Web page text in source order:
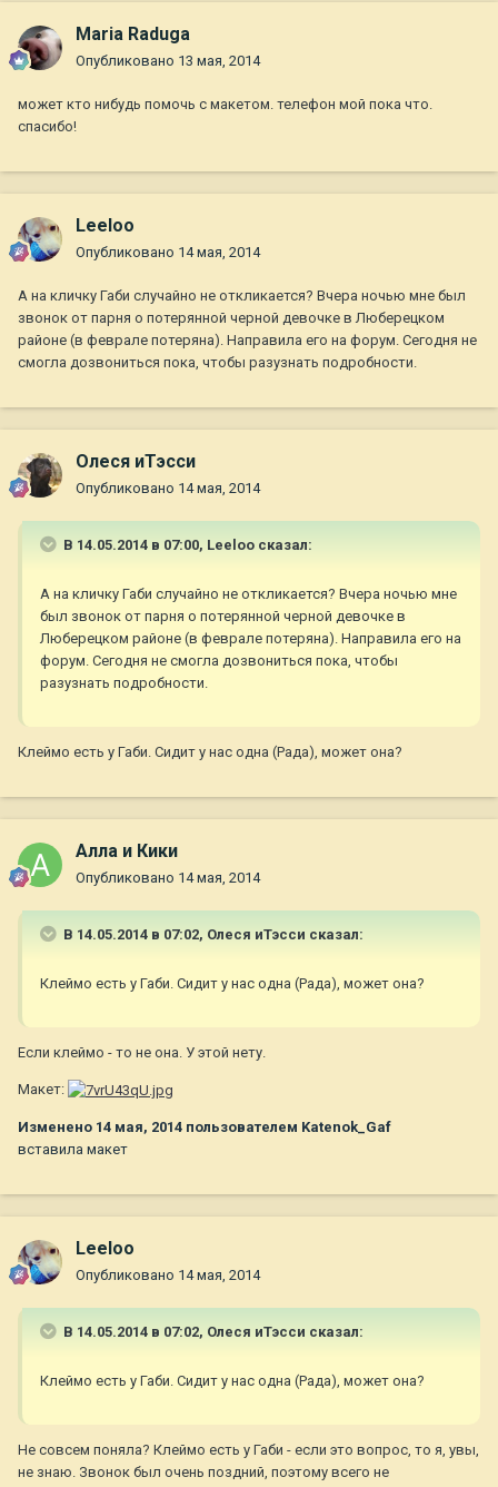
Maria Raduga
Опубликовано 13 мая, 2014
может кто нибудь помочь с макетом. телефон мой пока что.
спасибо!
Leeloo
Опубликовано 14 мая, 2014
А на кличку Габи случайно не откликается? Вчера ночью мне был
звонок от парня о потерянной черной девочке в Люберецком
районе (в феврале потеряна). Направила его на форум. Сегодня не
смогла дозвониться пока, чтобы разузнать подробности.
Олеся иТэсси
Опубликовано 14 мая, 2014
В 14.05.2014 в 07:00, Leeloo сказал:
А на кличку Габи случайно не откликается? Вчера ночью мне
был звонок от парня о потерянной черной девочке в
Люберецком районе (в феврале потеряна). Направила его на
форум. Сегодня не смогла дозвониться пока, чтобы
разузнать подробности.
Клеймо есть у Габи. Сидит у нас одна (Рада), может она?
Алла и Кики
Опубликовано 14 мая, 2014
В 14.05.2014 в 07:02, Олеся иТэсси сказал:
Клеймо есть у Габи. Сидит у нас одна (Рада), может она?
Если клеймо - то не она. У этой нету.
Макет:
Изменено 14 мая, 2014 пользователем Katenok_Gaf
вставила макет
Leeloo
Опубликовано 14 мая, 2014
В 14.05.2014 в 07:02, Олеся иТэсси сказал:
Клеймо есть у Габи. Сидит у нас одна (Рада), может она?
Не совсем поняла? Клеймо есть у Габи - если это вопрос, то я, увы,
не знаю. Звонок был очень поздний, поэтому всего не